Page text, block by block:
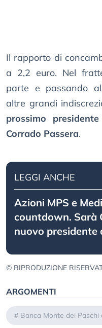
Il rapporto di
a 2,2 euro. Nel
parte e passando
altre grandi
prossimo
Corrado Passera.
LEGGI ANCHE
Azioni MPS e
countdown. Sarà
nuovo presidente
© RIPRODUZIONE
ARGOMENTI
# Banca Monte dei Paschi